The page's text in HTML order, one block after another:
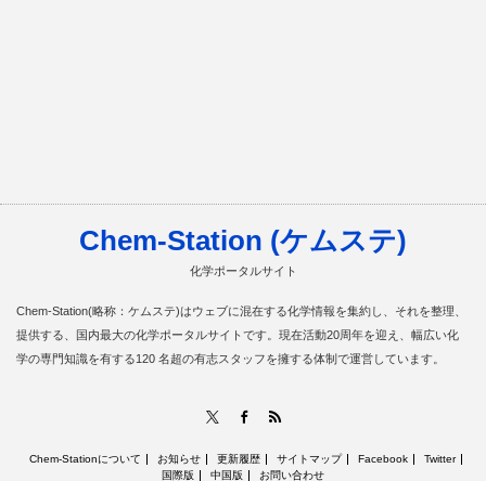
Chem-Station (ケムステ)
化学ポータルサイト
Chem-Station(略称：ケムステ)はウェブに混在する化学情報を集約し、それを整理、
提供する、国内最大の化学ポータルサイトです。現在活動20周年を迎え、幅広い化
学の専門知識を有する120 名超の有志スタッフを擁する体制で運営しています。
Facebook
Chem-Stationについて お知らせ 更新履歴 サイトマップ Facebook
Twitter
国際版
中国版 お問い合わせ